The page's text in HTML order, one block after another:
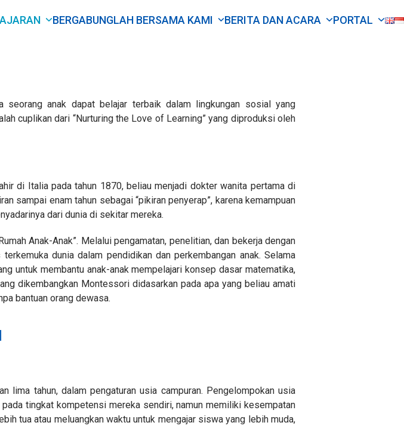
BERGABUNGLAH BERSAMA KAMI BERITA DAN ACARA PORTAL
anak dapat belajar terbaik dalam lingkungan sosial yang
cuplikan dari “Nurturing the Love of Learning” yang diproduksi oleh
di Italia pada tahun 1870, beliau menjadi dokter wanita pertama di
sampai enam tahun sebagai “pikiran penyerap”, karena kemampuan
dari dunia di sekitar mereka.
Anak-Anak”. Melalui pengamatan, penelitian, dan bekerja dengan
dunia dalam pendidikan dan perkembangan anak. Selama
untuk membantu anak-anak mempelajari konsep dasar matematika,
dikembangkan Montessori didasarkan pada apa yang beliau amati
bantuan orang dewasa.
tahun, dalam pengaturan usia campuran. Pengelompokan usia
tingkat kompetensi mereka sendiri, namun memiliki kesempatan
tua atau meluangkan waktu untuk mengajar siswa yang lebih muda,